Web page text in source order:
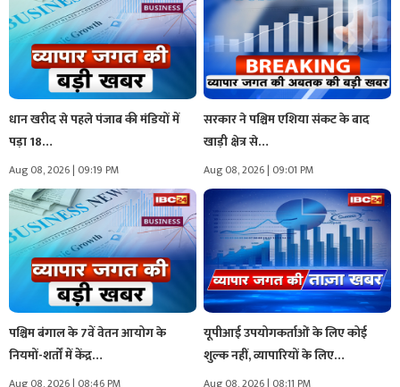
धान खरीद से पहले पंजाब की मंडियों में
पड़ा 18…
Aug 08, 2026 | 09:19 PM
सरकार ने पश्चिम एशिया संकट के बाद
खाड़ी क्षेत्र से…
Aug 08, 2026 | 09:01 PM
पश्चिम बंगाल के 7वें वेतन आयोग के
नियमों-शर्तों में केंद्र…
यूपीआई उपयोगकर्ताओं के लिए कोई
शुल्क नहीं, व्यापारियों के लिए…